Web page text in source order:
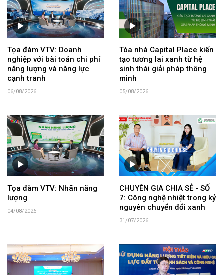
Tọa đàm VTV: Doanh
nghiệp với bài toán chi phí
năng lượng và năng lực
cạnh tranh
06/08/2026
Tòa nhà Capital Place kiến
tạo tương lai xanh từ hệ
sinh thái giải pháp thông
minh
05/08/2026
Tọa đàm VTV: Nhãn năng
lượng
04/08/2026
CHUYÊN GIA CHIA SẺ - SỐ
7: Công nghệ nhiệt trong kỷ
nguyên chuyển đổi xanh
31/07/2026